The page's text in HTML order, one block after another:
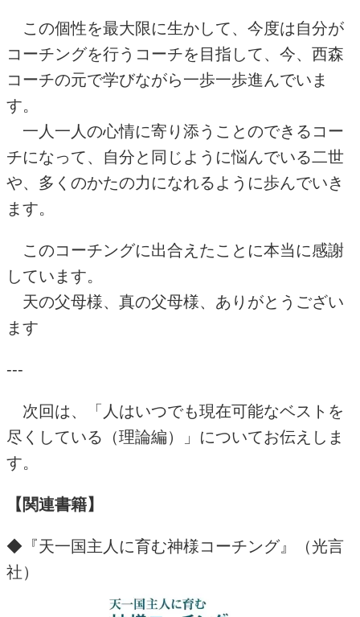
この個性を最大限に生かして、今度は自分が
コーチングを行うコーチを目指して、今、西森
コーチの元で学びながら一歩一歩進んでいま
す。
一人一人の心情に寄り添うことのできるコー
チになって、自分と同じように悩んでいる二世
や、多くのかたの力になれるように歩んでいき
ます。
このコーチングに出合えたことに本当に感謝
しています。
天の父母様、真の父母様、ありがとうござい
ます
---
次回は、「人はいつでも現在可能なベストを
尽くしている（理論編）」についてお伝えしま
す。
【関連書籍】
◆『天一国主人に育む神様コーチング』（光言
社）